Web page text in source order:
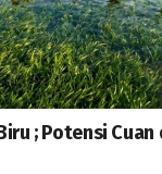
; Potensi